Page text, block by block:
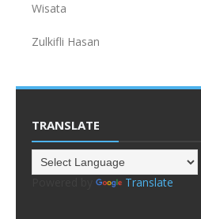
Wisata
Zulkifli Hasan
TRANSLATE
Translate